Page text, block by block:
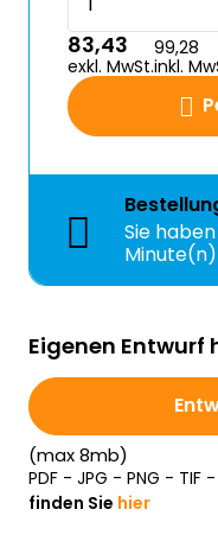
83,43
exkl. MwSt.
99,28
inkl.
Sie
Eigenen Entwurf
(max 8mb)
PDF - JPG - PNG - TIF -
finden Sie hier